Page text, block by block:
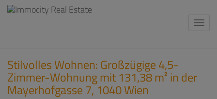
Stilvolles Wohnen: Großzügige 4,5-
Zimmer-Wohnung mit 131,38 m² in der
Mayerhofgasse 7, 1040 Wien